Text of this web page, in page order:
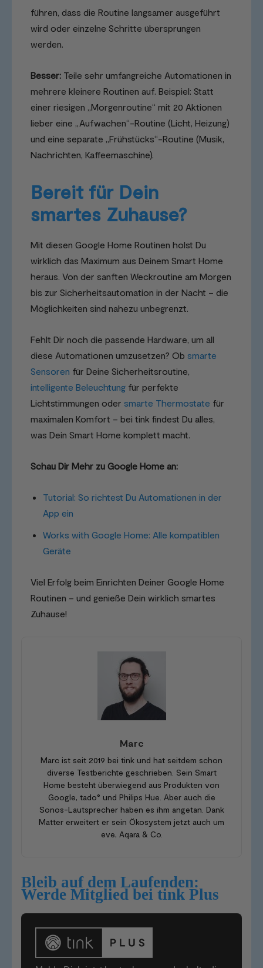
führen, dass die Routine langsamer ausgeführt
wird oder einzelne Schritte übersprungen
werden.
Besser: Teile sehr umfangreiche Automationen in
mehrere kleinere Routinen auf. Beispiel: Statt
einer riesigen „Morgenroutine“ mit 20 Aktionen
lieber eine „Aufwachen“-Routine (Licht, Heizung)
und eine separate „Frühstücks“-Routine (Musik,
Nachrichten, Kaffeemaschine).
Bereit für Dein
smartes Zuhause?
Mit diesen Google Home Routinen holst Du
wirklich das Maximum aus Deinem Smart Home
heraus. Von der sanften Weckroutine am Morgen
bis zur Sicherheitsautomation in der Nacht – die
Möglichkeiten sind nahezu unbegrenzt.
Fehlt Dir noch die passende Hardware, um all
diese Automationen umzusetzen? Ob smarte
Sensoren für Deine Sicherheitsroutine,
intelligente Beleuchtung für perfekte
Lichtstimmungen oder smarte Thermostate für
maximalen Komfort – bei tink findest Du alles,
was Dein Smart Home komplett macht.
Schau Dir Mehr zu Google Home an:
Tutorial: So richtest Du Automationen in der
App ein
Works with Google Home: Alle kompatiblen
Geräte
Viel Erfolg beim Einrichten Deiner Google Home
Routinen – und genieße Dein wirklich smartes
Zuhause!
Marc
Marc ist seit 2019 bei tink und hat seitdem schon
diverse Testberichte geschrieben. Sein Smart
Home besteht überwiegend aus Produkten von
Google, tado° und Philips Hue. Aber auch die
Sonos-Lautsprecher haben es ihm angetan. Dank
Matter erweitert er sein Ökosystem jetzt auch um
eve, Aqara & Co.
Bleib auf dem Laufenden:
Werde Mitglied bei tink Plus